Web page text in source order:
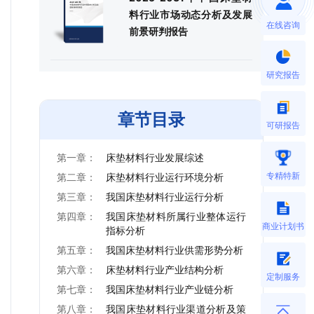
料行业市场动态分析及发展
前景研判报告
章节目录
第一章：
床垫材料行业发展综述
第二章：
床垫材料行业运行环境分析
第三章：
我国床垫材料行业运行分析
第四章：
我国床垫材料所属行业整体运行
指标分析
第五章：
我国床垫材料行业供需形势分析
第六章：
床垫材料行业产业结构分析
第七章：
我国床垫材料行业产业链分析
第八章：
我国床垫材料行业渠道分析及策
在线咨询
研究报告
可研报告
专精特新
商业计划书
定制服务